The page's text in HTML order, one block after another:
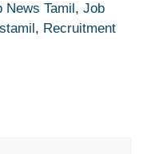
News Tamil , Job
, Recruitment